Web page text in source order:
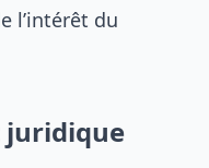
l’intérêt du
juridique